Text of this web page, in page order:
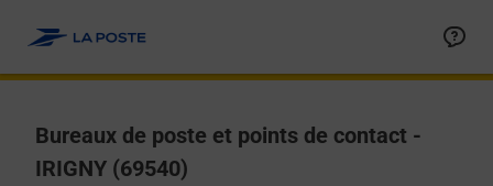
Bureaux de poste et points de contact -
IRIGNY (69540)